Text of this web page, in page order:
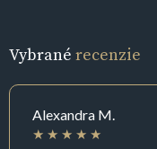
Vybrané recenzie
Alexandra M.